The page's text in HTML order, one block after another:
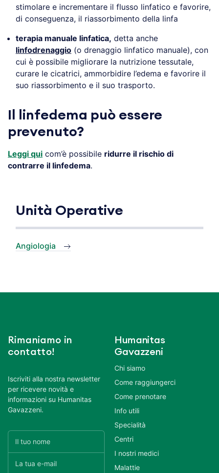
stimolare e incrementare il flusso linfatico e favorire,
di conseguenza, il riassorbimento della linfa
terapia manuale linfatica, detta anche
linfodrenaggio (o drenaggio linfatico manuale), con
cui è possibile migliorare la nutrizione tessutale,
curare le cicatrici, ammorbidire l’edema e favorire il
suo riassorbimento e il suo trasporto.
Il linfedema può essere
prevenuto?
Leggi qui com’è possibile ridurre il rischio di
contrarre il linfedema.
Unità Operative
Angiologia
Rimaniamo in
contatto!
Iscriviti alla nostra newsletter
per ricevere novità e
informazioni su Humanitas
Gavazzeni.
Humanitas
Gavazzeni
Chi siamo
Come raggiungerci
Come prenotare
Info utili
Specialità
Centri
I nostri medici
Malattie